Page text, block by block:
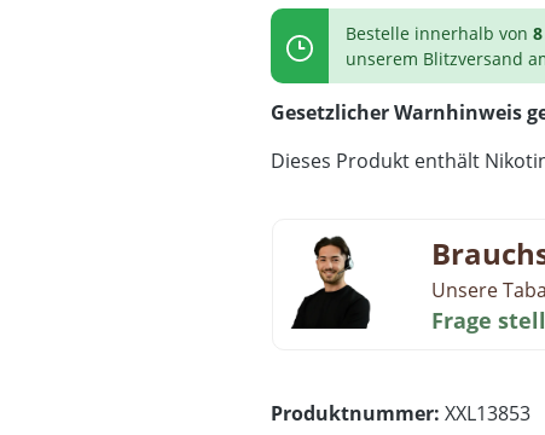
Bestelle innerhalb von
unserem Blitzversand
Gesetzlicher Warnhinweis
Dieses Produkt enthält
Unsere
Frage
Produktnummer: XXL13853